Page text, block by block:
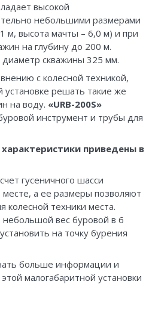
высокой
небольшими размерами
м, высота мачты – 6,0 м) и при
на глубину до 200 м.
скважины 325 мм.
с колесной техникой,
решать такие же
на воду. «URB-200S»
инструмент и трубы для
приведены в
гусеничного шасси
месте, а ее размеры позволяют
колесной техники места.
небольшой вес буровой в 6
на точку бурения
больше информации и
малогабаритной установки